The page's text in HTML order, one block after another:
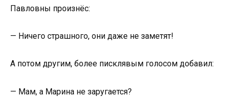
Павловны произнёс:
— Ничего страшного, они даже не заметят!
А потом другим, более писклявым голосом добавил:
— Мам, а Марина не заругается?